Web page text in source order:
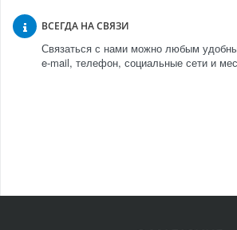
ВСЕГДА НА СВЯЗИ
Связаться с нами можно любым
e-mail, телефон, социальные сети и